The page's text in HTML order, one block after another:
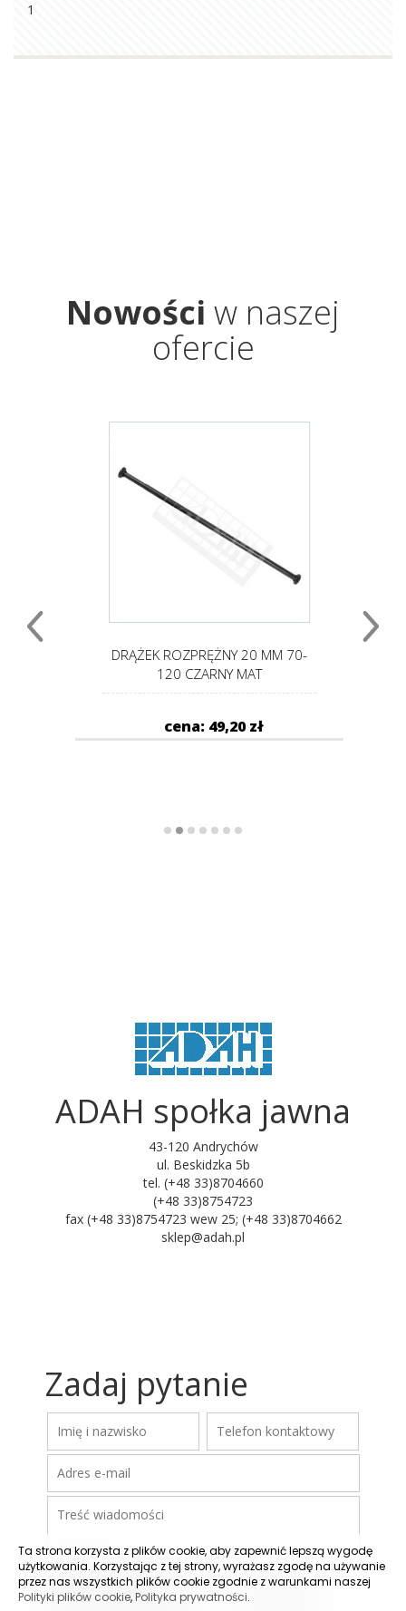
1
Nowości w naszej
ofercie
DRĄŻEK ROZPRĘŻNY 20 MM 70-
120 CZARNY MAT
cena: 49,20 zł
ADAH społka jawna
43-120 Andrychów
ul. Beskidzka 5b
tel. (+48 33)8704660
(+48 33)8754723
fax (+48 33)8754723 wew 25; (+48 33)8704662
sklep@adah.pl
Zadaj pytanie
Ta strona korzysta z plików cookie, aby zapewnić lepszą wygodę
użytkowania. Korzystając z tej strony, wyrażasz zgodę na używanie
przez nas wszystkich plików cookie zgodnie z warunkami naszej
Polityki plików cookie, Polityka prywatności.